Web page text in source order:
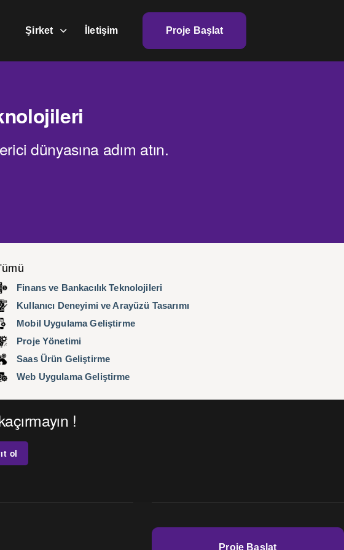
Şirket İletişim Proje Başlat
dünyasına adım atın.
Finans ve Bankacılık Teknolojileri
Kullanıcı Deneyimi ve Arayüzü Tasarımı
Mobil Uygulama Geliştirme
Proje Yönetimi
Saas Ürün Geliştirme
Web Uygulama Geliştirme
!
Proje Başlat